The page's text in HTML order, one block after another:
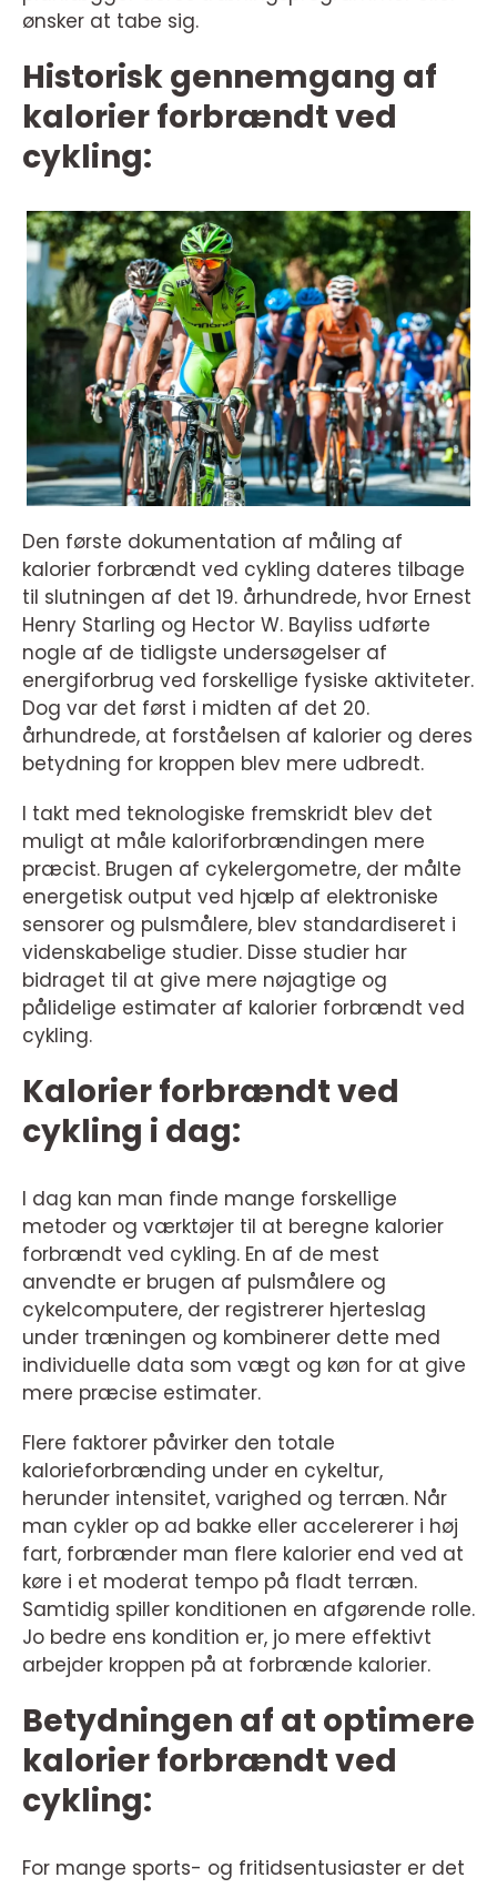
ønsker at tabe sig.
Historisk gennemgang af
kalorier forbrændt ved
cykling:
Den første dokumentation af måling af
kalorier forbrændt ved cykling dateres tilbage
til slutningen af det 19. århundrede, hvor Ernest
Henry Starling og Hector W. Bayliss udførte
nogle af de tidligste undersøgelser af
energiforbrug ved forskellige fysiske aktiviteter.
Dog var det først i midten af det 20.
århundrede, at forståelsen af kalorier og deres
betydning for kroppen blev mere udbredt.
I takt med teknologiske fremskridt blev det
muligt at måle kaloriforbrændingen mere
præcist. Brugen af cykelergometre, der målte
energetisk output ved hjælp af elektroniske
sensorer og pulsmålere, blev standardiseret i
videnskabelige studier. Disse studier har
bidraget til at give mere nøjagtige og
pålidelige estimater af kalorier forbrændt ved
cykling.
Kalorier forbrændt ved
cykling i dag:
I dag kan man finde mange forskellige
metoder og værktøjer til at beregne kalorier
forbrændt ved cykling. En af de mest
anvendte er brugen af pulsmålere og
cykelcomputere, der registrerer hjerteslag
under træningen og kombinerer dette med
individuelle data som vægt og køn for at give
mere præcise estimater.
Flere faktorer påvirker den totale
kalorieforbrænding under en cykeltur,
herunder intensitet, varighed og terræn. Når
man cykler op ad bakke eller accelererer i høj
fart, forbrænder man flere kalorier end ved at
køre i et moderat tempo på fladt terræn.
Samtidig spiller konditionen en afgørende rolle.
Jo bedre ens kondition er, jo mere effektivt
arbejder kroppen på at forbrænde kalorier.
Betydningen af at optimere
kalorier forbrændt ved
cykling:
For mange sports- og fritidsentusiaster er det